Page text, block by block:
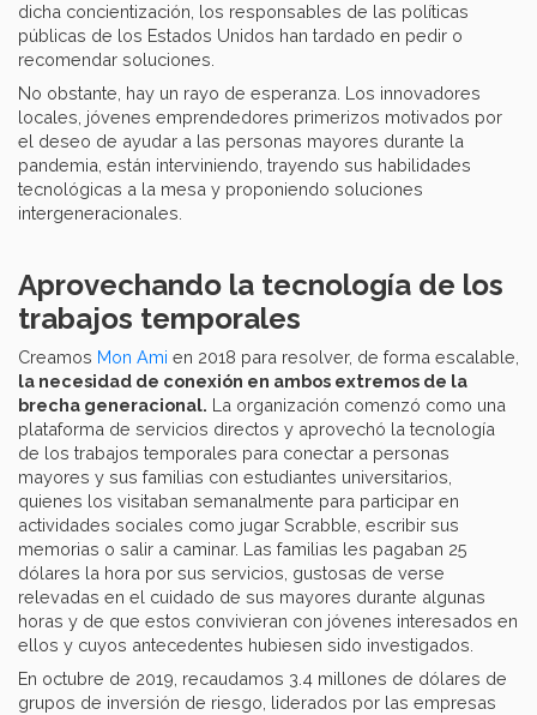
dicha concientización, los responsables de las políticas
públicas de los Estados Unidos han tardado en pedir o
recomendar soluciones.
No obstante, hay un rayo de esperanza. Los innovadores
locales, jóvenes emprendedores primerizos motivados por
el deseo de ayudar a las personas mayores durante la
pandemia, están interviniendo, trayendo sus habilidades
tecnológicas a la mesa y proponiendo soluciones
intergeneracionales.
Aprovechando la tecnología de los
trabajos temporales
Creamos Mon Ami en 2018 para resolver, de forma escalable,
la necesidad de conexión en ambos extremos de la
brecha generacional. La organización comenzó como una
plataforma de servicios directos y aprovechó la tecnología
de los trabajos temporales para conectar a personas
mayores y sus familias con estudiantes universitarios,
quienes los visitaban semanalmente para participar en
actividades sociales como jugar Scrabble, escribir sus
memorias o salir a caminar. Las familias les pagaban 25
dólares la hora por sus servicios, gustosas de verse
relevadas en el cuidado de sus mayores durante algunas
horas y de que estos convivieran con jóvenes interesados en
ellos y cuyos antecedentes hubiesen sido investigados.
En octubre de 2019, recaudamos 3.4 millones de dólares de
grupos de inversión de riesgo, liderados por las empresas